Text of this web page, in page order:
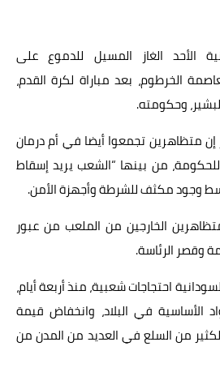
أخبار مصر
أخبار عربية
أخبار النجوم
أخبار العالم
الأحد الغاز المسيل للدموع على
الخرطوم، بعد مباراة لكرة القدم،
وحكومته.
إن متظاهرين تجمعوا أيضا في أم درمان
من بينها “الشعب يريد إسقاط
وجود مكثف للشرطة وأجهزة الأمن.
الخارجين من الملعب من عبور
وقصر الرئاسة.
احتجاجات شعبية، منذ أربعة أيام،
الأساسية في البلاد، وانخفاض قيمة
من السلع في العديد من المدن من